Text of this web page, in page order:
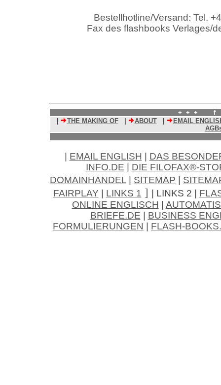
Bestellhotline/Versand: Tel.
Fax des flashbooks Verlages/
+ + + f
THE MAKING OF| ABOUT|
EMAIL
EMAIL ENGLISH
DAS
INFO.DE
DIE FILOFAX®-
DOMAINHANDEL
SITEMAP
FAIRPLAY
LINKS 1 ] | LINKS 2 |
ONLINE ENGLISCH
BRIEFE.DE
BUSINESS
FORMULIERUNGEN
FLASH-